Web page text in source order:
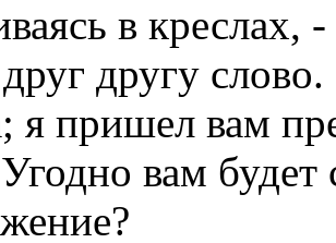
в
другу
я пришел вам
вам будет